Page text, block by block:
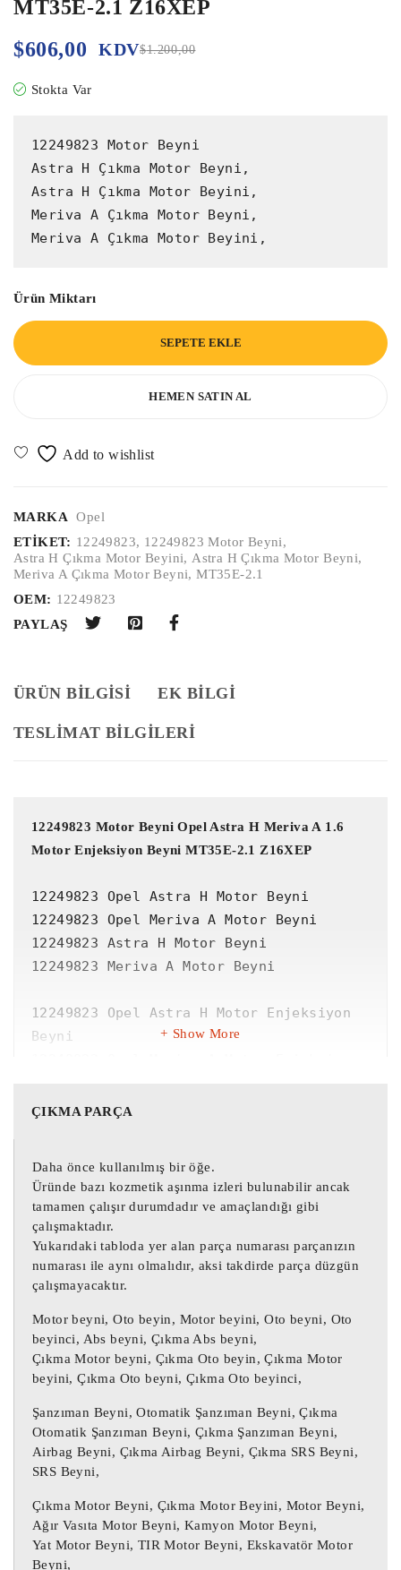
MT35E-2.1 Z16XEP
$1.200,00
$606,00 KDV
Stokta Var
12249823 Motor Beyni
Astra H Çıkma Motor Beyni,
Astra H Çıkma Motor Beyini,
Meriva A Çıkma Motor Beyni,
Meriva A Çıkma Motor Beyini,
Ürün Miktarı
SEPETE EKLE
HEMEN SATIN AL
MARKA
Opel
ETIKET: 12249823, 12249823 Motor Beyni,
Astra H Çıkma Motor Beyini, Astra H Çıkma Motor Beyni,
Meriva A Çıkma Motor Beyni,MT35E-2.1
OEM: 12249823
PAYLAŞ
ÜRÜN BILGISI EK BILGI
TESLİMAT BİLGİLERİ
12249823 Motor Beyni Opel Astra H Meriva A 1.6
Motor Enjeksiyon Beyni MT35E-2.1 Z16XEP
12249823 Opel Astra H Motor Beyni
12249823 Opel Meriva A Motor Beyni
12249823 Astra H Motor Beyni
12249823 Meriva A Motor Beyni
12249823 Opel Astra H Motor Enjeksiyon
Beyni
12249823 Astra H Motor Enjeksiyon Beyni
12249823 Opel Astra H MT35E-2.1
12249823 Opel Meriva A MT35E-2.1
12249823 Astra H MT35E-2.1
12249823 Meriva A MT35E-2.1
12249823 Motor Beyni
12249823 Opel Astra H MT35E-2.1
12249823 Opel Meriva A MT35E-2.1
12249823 Astra H MT35E-2.1
12249823 Meriva A MT35E-2.1
12249823 Motor Beyni / 12249823 Motor
Beyni / 12249823 Motor Beyni
12249823 Motor Enjeksiyon Beyni /
12249823 Motor Enjeksiyon Beyni
12249823 Motor Enjeksiyon Beyni
Show More
ÇIKMA PARÇA
Daha önce kullanılmış bir öğe.
Üründe bazı kozmetik aşınma izleri bulunabilir ancak
tamamen çalışır durumdadır ve amaçlandığı gibi
çalışmaktadır.
Yukarıdaki tabloda yer alan parça numarası parçanızın
numarası ile aynı olmalıdır, aksi takdirde parça düzgün
çalışmayacaktır.
Motor beyni, Oto beyin, Motor beyini, Oto beyni, Oto
beyinci, Abs beyni, Çıkma Abs beyni,
Çıkma Motor beyni, Çıkma Oto beyin, Çıkma Motor
beyini, Çıkma Oto beyni, Çıkma Oto beyinci,
Şanzıman Beyni, Otomatik Şanzıman Beyni, Çıkma
Otomatik Şanzıman Beyni, Çıkma Şanzıman Beyni,
Airbag Beyni, Çıkma Airbag Beyni, Çıkma SRS Beyni,
SRS Beyni,
Çıkma Motor Beyni, Çıkma Motor Beyini, Motor Beyni,
Ağır Vasıta Motor Beyni, Kamyon Motor Beyni,
Yat Motor Beyni, TIR Motor Beyni, Ekskavatör Motor
Beyni,